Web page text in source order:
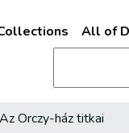
All of
Az Orczy-ház titkai